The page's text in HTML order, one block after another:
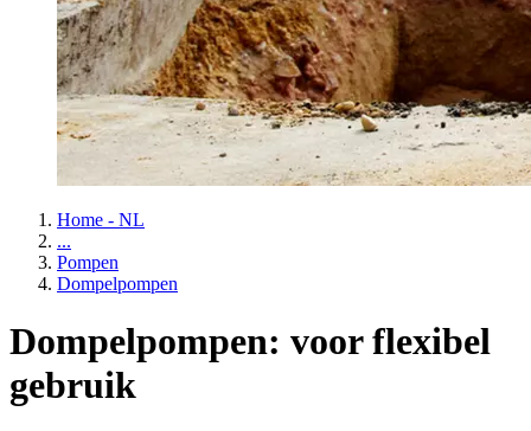
Home - NL
...
Pompen
Dompelpompen
Dompelpompen: voor flexibel
gebruik